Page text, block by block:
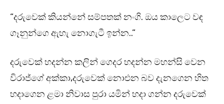
“දරුවෙක් කියන්නේ සම්පතක් නංගි. ඔය කාලෙට වඳ
ගෑනුන්ගෙ ඇහැ නොගැටී ඉන්න..”
දරුවෙක් හදන්න කලින් ගෙදර හදන්න මහන්සි වෙන
විරාජ්ගේ අක්කා,දරුවෙක් නොඑන බව දැනගෙන හිත
හදාගෙන ළමා නිවාස පුරා යමින් හදා ගන්න දරුවෙක්